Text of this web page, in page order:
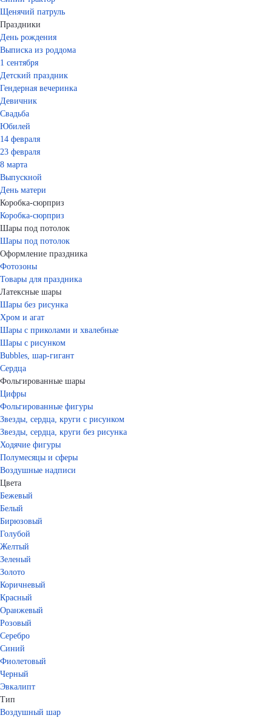
Щенячий патруль
Праздники
День рождения
Выписка из роддома
1 сентября
Детский праздник
Гендерная вечеринка
Девичник
Свадьба
Юбилей
14 февраля
23 февраля
8 марта
Выпускной
День матери
Коробка-сюрприз
Коробка-сюрприз
Шары под потолок
Шары под потолок
Оформление праздника
Фотозоны
Товары для праздника
Латексные шары
Шары без рисунка
Хром и агат
Шары с приколами и хвалебные
Шары с рисунком
Bubbles, шар-гигант
Сердца
Фольгированные шары
Цифры
Фольгированные фигуры
Звезды, сердца, круги с рисунком
Звезды, сердца, круги без рисунка
Ходячие фигуры
Полумесяцы и сферы
Воздушные надписи
Цвета
Бежевый
Белый
Бирюзовый
Голубой
Желтый
Зеленый
Золото
Коричневый
Красный
Оранжевый
Розовый
Серебро
Синий
Фиолетовый
Черный
Эвкалипт
Тип
Воздушный шар